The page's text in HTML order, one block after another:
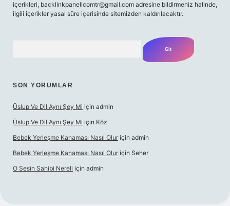
içerikleri, backlinkpanelicomtr@gmail.com adresine bildirmeniz halinde,
ilgili içerikler yasal süre içerisinde sitemizden kaldırılacaktır.
SON YORUMLAR
Üslup Ve Dil Aynı Şey Mi için admin
Üslup Ve Dil Aynı Şey Mi için Köz
Bebek Yerleşme Kanaması Nasıl Olur için admin
Bebek Yerleşme Kanaması Nasıl Olur için Seher
O Sesin Sahibi Nereli için admin